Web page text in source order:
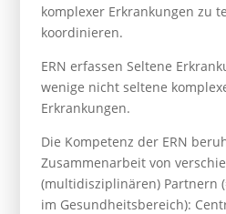
komplexer Erkrankungen zu
koordinieren.
ERN erfassen Seltene
wenige nicht seltene
Erkrankungen.
Die Kompetenz der ERN
Zusammenarbeit von
(multidisziplinären) Partnern
im Gesundheitsbereich):